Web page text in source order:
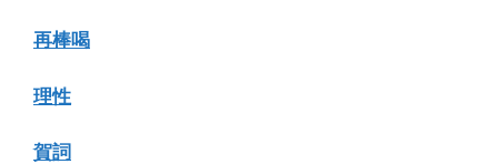
再棒喝
理性
賀詞